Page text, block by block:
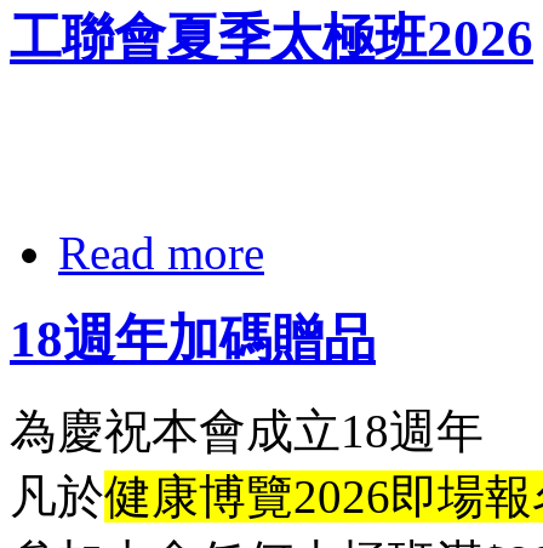
工聯會夏季太極班2026
Read more
18週年加碼贈品
為慶祝本會成立18週年
凡於健康博覽2026即場